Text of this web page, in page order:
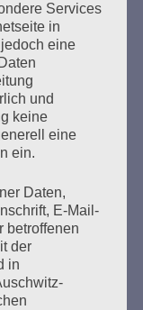
im Januar zu
Auschwitz zu
Services
in
eine
und
keine
eine
ein.
Daten,
E-Mail-
betroffenen
der
in